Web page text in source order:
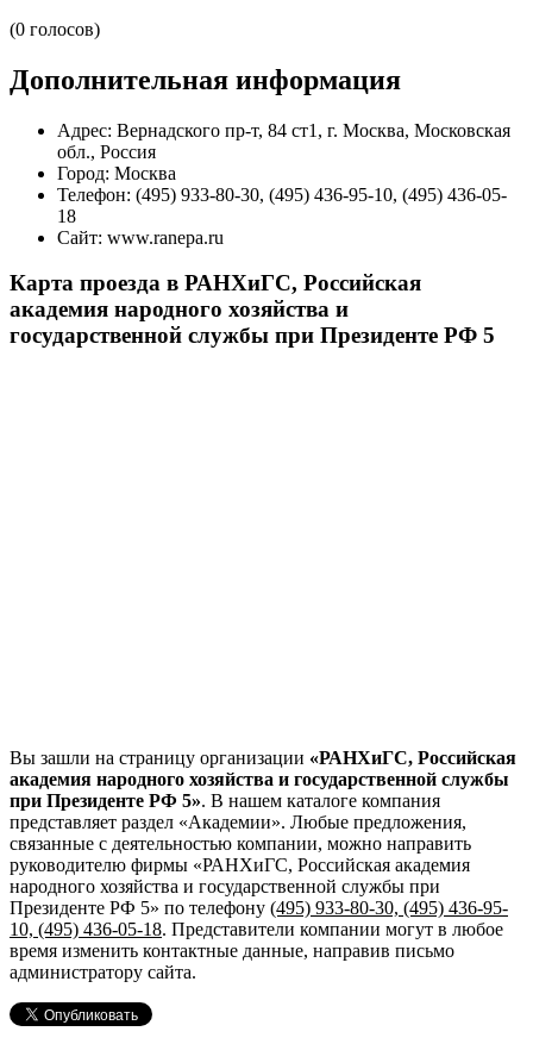
(0 голосов)
Дополнительная информация
Адрес: Вернадского пр-т, 84 ст1, г. Москва, Московская
обл., Россия
Город: Москва
Телефон: (495) 933-80-30, (495) 436-95-10, (495) 436-05-
18
Сайт: www.ranepa.ru
Карта проезда в РАНХиГС, Российская
академия народного хозяйства и
государственной службы при Президенте РФ 5
Вы зашли на страницу организации «РАНХиГС, Российская
академия народного хозяйства и государственной службы
при Президенте РФ 5». В нашем каталоге компания
представляет раздел «Академии». Любые предложения,
связанные с деятельностью компании, можно направить
руководителю фирмы «РАНХиГС, Российская академия
народного хозяйства и государственной службы при
Президенте РФ 5» по телефону (495) 933-80-30, (495) 436-95-
10, (495) 436-05-18. Представители компании могут в любое
время изменить контактные данные, направив письмо
администратору сайта.